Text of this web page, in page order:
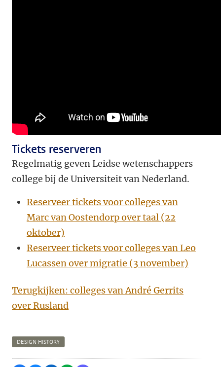
Tickets reserveren
Regelmatig geven Leidse wetenschappers
college bij de Universiteit van Nederland.
Reserveer tickets voor colleges van
Marc van Oostendorp over taal (22
oktober)
Reserveer tickets voor colleges van Leo
Lucassen over migratie (3 november)
Terugkijken: colleges van André Gerrits
over Rusland
DESIGN HISTORY